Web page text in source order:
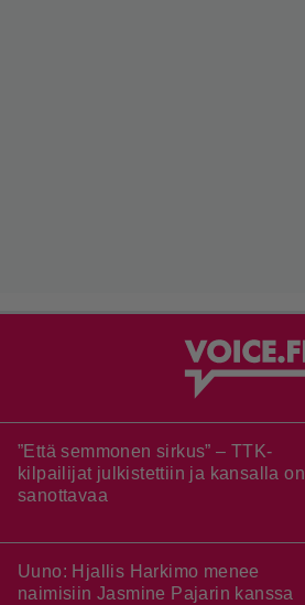
”Että semmonen sirkus” – TTK-
kilpailijat julkistettiin ja kansalla on
sanottavaa
Uuno: Hjallis Harkimo menee
naimisiin Jasmine Pajarin kanssa